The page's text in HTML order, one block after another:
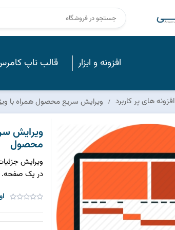
افزونه و ابزار قالب ناپ
افزونه های پر کاربرد ویرایش سریع محصول همراه با
ویرایش
محصول
ویرایش
در یک صفحه.